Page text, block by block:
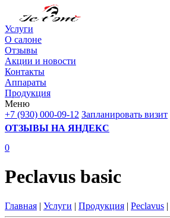
Услуги
О салоне
Отзывы
Акции и новости
Контакты
Аппараты
Продукция
Меню
+7 (930) 000-09-12 Запланировать визит
ОТЗЫВЫ НА ЯНДЕКС
0
Peclavus basic
Главная | Услуги | Продукция | Peclavus